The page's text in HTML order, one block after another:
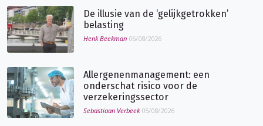
De illusie van de ‘gelijkgetrokken’
belasting
Henk Beekman 06/08/2026
Allergenenmanagement: een
onderschat risico voor de
verzekeringssector
Sebastiaan Verbeek 05/08/2026